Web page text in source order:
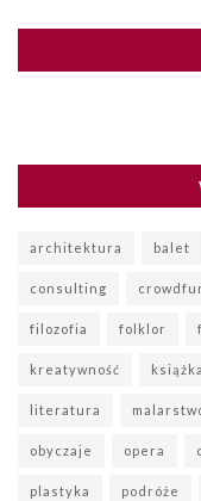
architektura balet
consulting
filozofia folklor
kreatywność książka
literatura
obyczaje opera
plastyka podróże